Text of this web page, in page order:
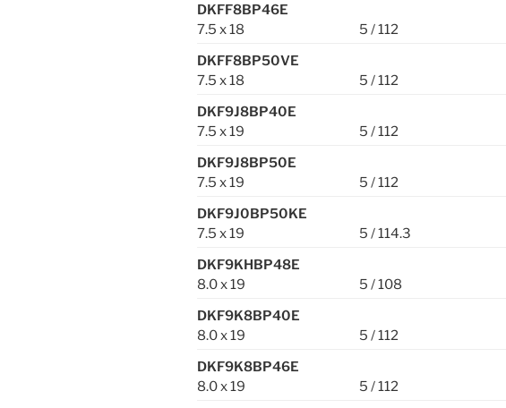
DKFF8BP46E
7.5 x 18
5 / 112
DKFF8BP50VE
7.5 x 18
5 / 112
DKF9J8BP40E
7.5 x 19
5 / 112
DKF9J8BP50E
7.5 x 19
5 / 112
DKF9J0BP50KE
7.5 x 19
5 / 114.3
DKF9KHBP48E
8.0 x 19
5 / 108
DKF9K8BP40E
8.0 x 19
5 / 112
DKF9K8BP46E
8.0 x 19
5 / 112